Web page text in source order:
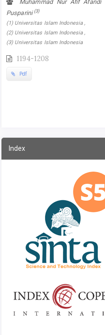
Muhammad Nur Afif Afandi
Pusparini(3)
(1) Universitas Islam Indonesia ,
(2) Universitas Islam Indonesia ,
(3) Universitas Islam Indonesia
1194-1208
Pdf
Index